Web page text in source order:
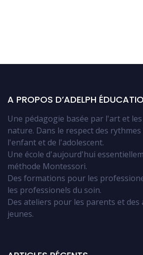
A PROPOS D’ADELPH
Une pédagogie basée par l'art et les
nature. Dans le respect des
l'enfant et de l'adolescent.
Une école d'aujourd'hui
méthode Montessori.
Des formations pour les
les professionels du soin.
Des ateliers pour les parents et
jeunes.